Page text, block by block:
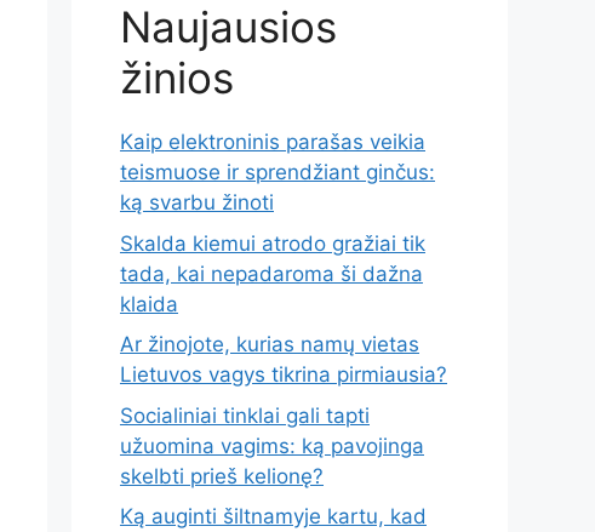
Naujausios
žinios
Kaip elektroninis parašas veikia
teismuose ir sprendžiant ginčus:
ką svarbu žinoti
Skalda kiemui atrodo gražiai tik
tada, kai nepadaroma ši dažna
klaida
Ar žinojote, kurias namų vietas
Lietuvos vagys tikrina pirmiausia?
Socialiniai tinklai gali tapti
užuomina vagims: ką pavojinga
skelbti prieš kelionę?
Ką auginti šiltnamyje kartu, kad